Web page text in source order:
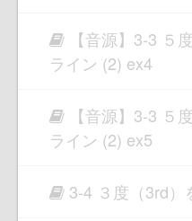
【音源】3-3 ５
ライン (2) ex4
【音源】3-3 ５
ライン (2) ex5
3-4 ３度（3rd）